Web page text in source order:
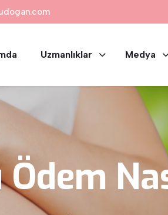
Uzmanlıklar Medya
Ödem